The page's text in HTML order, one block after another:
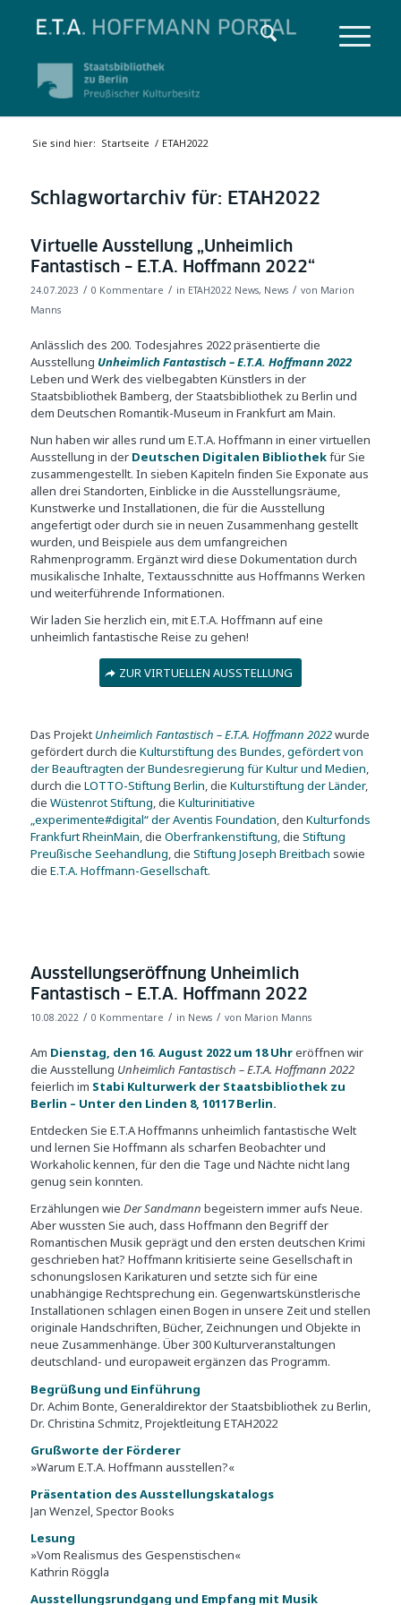
Sie sind hier: Startseite / ETAH2022
Schlagwortarchiv für: ETAH2022
Virtuelle Ausstellung „Unheimlich
Fantastisch – E.T.A. Hoffmann 2022“
24.07.2023 / 0 Kommentare / in ETAH2022 News, News / von Marion
Manns
Anlässlich des 200. Todesjahres 2022 präsentierte die
Ausstellung Unheimlich Fantastisch – E.T.A. Hoffmann 2022
Leben und Werk des vielbegabten Künstlers in der
Staatsbibliothek Bamberg, der Staatsbibliothek zu Berlin und
dem Deutschen Romantik-Museum in Frankfurt am Main.
Nun haben wir alles rund um E.T.A. Hoffmann in einer virtuellen
Ausstellung in der Deutschen Digitalen Bibliothekfür Sie
zusammengestellt. In sieben Kapiteln finden Sie Exponate aus
allen drei Standorten, Einblicke in die Ausstellungsräume,
Kunstwerke und Installationen, die für die Ausstellung
angefertigt oder durch sie in neuen Zusammenhang gestellt
wurden, und Beispiele aus dem umfangreichen
Rahmenprogramm. Ergänzt wird diese Dokumentation durch
musikalische Inhalte, Textausschnitte aus Hoffmanns Werken
und weiterführende Informationen.
Wir laden Sie herzlich ein, mit E.T.A. Hoffmann auf eine
unheimlich fantastische Reise zu gehen!
ZUR VIRTUELLEN AUSSTELLUNG
Das Projekt Unheimlich Fantastisch – E.T.A. Hoffmann 2022wurde
gefördert durch die Kulturstiftung des Bundes,gefördert von
der Beauftragten der Bundesregierung für Kultur und Medien,
durch die LOTTO-Stiftung Berlin, die Kulturstiftung der Länder,
die Wüstenrot Stiftung, die Kulturinitiative
„experimente#digital“ der Aventis Foundation, den Kulturfonds
Frankfurt RheinMain, die Oberfrankenstiftung, die Stiftung
Preußische Seehandlung, die Stiftung Joseph Breitbach sowie
die E.T.A. Hoffmann-Gesellschaft.
Ausstellungseröffnung Unheimlich
Fantastisch – E.T.A. Hoffmann 2022
10.08.2022 / 0 Kommentare / in News / von Marion Manns
Am Dienstag, den 16. August 2022 um 18 Uhreröffnen wir
die Ausstellung Unheimlich Fantastisch – E.T.A. Hoffmann 2022
feierlich im Stabi Kulturwerk der Staatsbibliothek zu
Berlin – Unter den Linden 8, 10117 Berlin.
Entdecken Sie E.T.A Hoffmanns unheimlich fantastische Welt
und lernen Sie Hoffmann als scharfen Beobachter und
Workaholic kennen, für den die Tage und Nächte nicht lang
genug sein konnten.
Erzählungen wie Der Sandmann begeistern immer aufs Neue.
Aber wussten Sie auch, dass Hoffmann den Begriff der
Romantischen Musik geprägt und den ersten deutschen Krimi
geschrieben hat? Hoffmann kritisierte seine Gesellschaft in
schonungslosen Karikaturen und setzte sich für eine
unabhängige Rechtsprechung ein. Gegenwartskünstlerische
Installationen schlagen einen Bogen in unsere Zeit und stellen
originale Handschriften, Bücher, Zeichnungen und Objekte in
neue Zusammenhänge. Über 300 Kulturveranstaltungen
deutschland- und europaweit ergänzen das Programm.
Begrüßung und Einführung
Dr. Achim Bonte, Generaldirektor der Staatsbibliothek zu Berlin,
Dr. Christina Schmitz, Projektleitung ETAH2022
Grußworte der Förderer
»Warum E.T.A. Hoffmann ausstellen?«
Präsentation des Ausstellungskatalogs
Jan Wenzel, Spector Books
Lesung
»Vom Realismus des Gespenstischen«
Kathrin Röggla
Ausstellungsrundgang und Empfang mit Musik